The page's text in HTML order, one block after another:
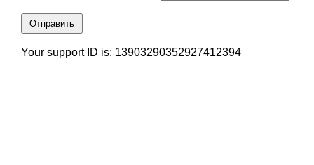
Отправить
Your support ID is: 13903290352927412394